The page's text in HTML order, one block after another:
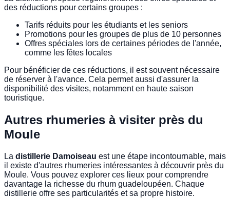
des réductions pour certains groupes :
Tarifs réduits pour les étudiants et les seniors
Promotions pour les groupes de plus de 10 personnes
Offres spéciales lors de certaines périodes de l'année,
comme les fêtes locales
Pour bénéficier de ces réductions, il est souvent nécessaire
de réserver à l'avance. Cela permet aussi d'assurer la
disponibilité des visites, notamment en haute saison
touristique.
Autres rhumeries à visiter près du
Moule
La distillerie Damoiseau est une étape incontournable, mais
il existe d'autres rhumeries intéressantes à découvrir près du
Moule. Vous pouvez explorer ces lieux pour comprendre
davantage la richesse du rhum guadeloupéen. Chaque
distillerie offre ses particularités et sa propre histoire.